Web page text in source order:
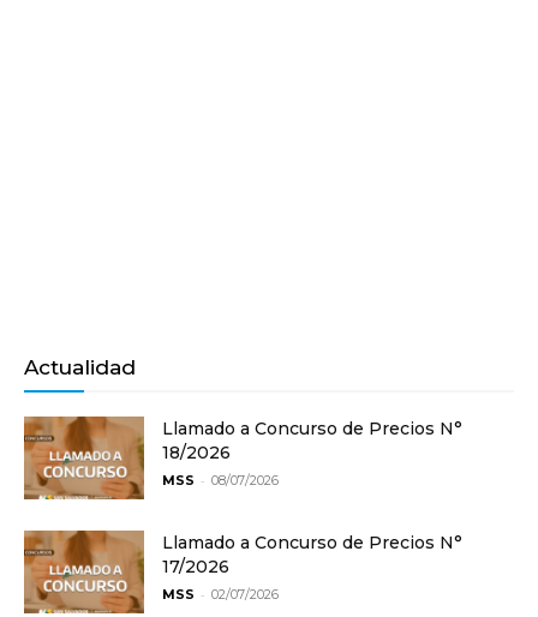
Actualidad
Llamado a Concurso de Precios N°
18/2026
MSS - 08/07/2026
Llamado a Concurso de Precios N°
17/2026
MSS - 02/07/2026